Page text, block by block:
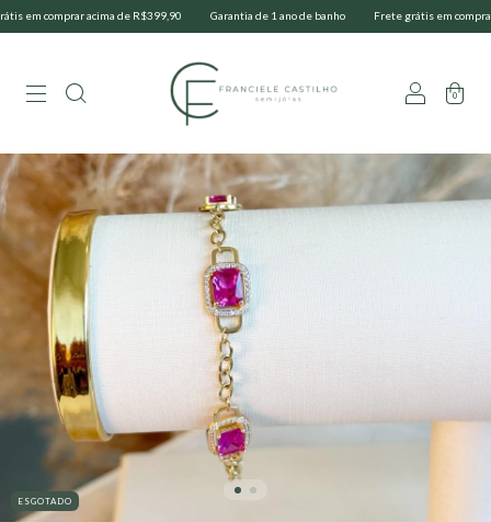
comprar acima de R$399,90 Garantia de 1 ano de banho Frete grátis em comprar
0
ESGOTADO